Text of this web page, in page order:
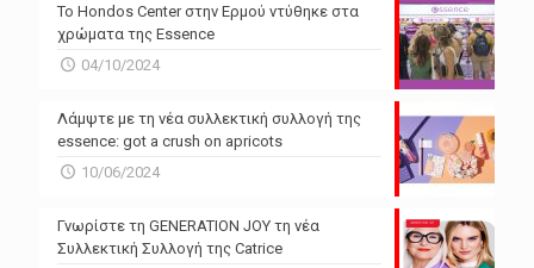
Το Hondos Center στην Ερμού ντύθηκε στα
χρώματα της Essence
04/10/2024
Λάμψτε με τη νέα συλλεκτική συλλογή της
essence: got a crush on apricots
10/06/2024
Γνωρίστε τη GENERATION JOY τη νέα
Συλλεκτική Συλλογή της Catrice